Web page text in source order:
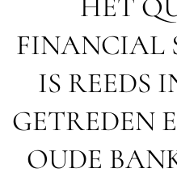
HET
FINANCIAL
IS REEDS
GETREDEN
OUDE